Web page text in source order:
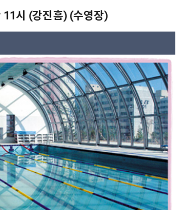
11시 (강진흠) (수영장)